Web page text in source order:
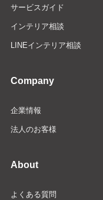
サービスガイド
インテリア相談
LINEインテリア相談
Company
企業情報
法人のお客様
About
よくある質問